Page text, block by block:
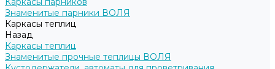
Знаменитые парники ВОЛЯ
Каркасы теплиц
Назад
Каркасы теплиц
Знаменитые прочные теплицы ВОЛЯ